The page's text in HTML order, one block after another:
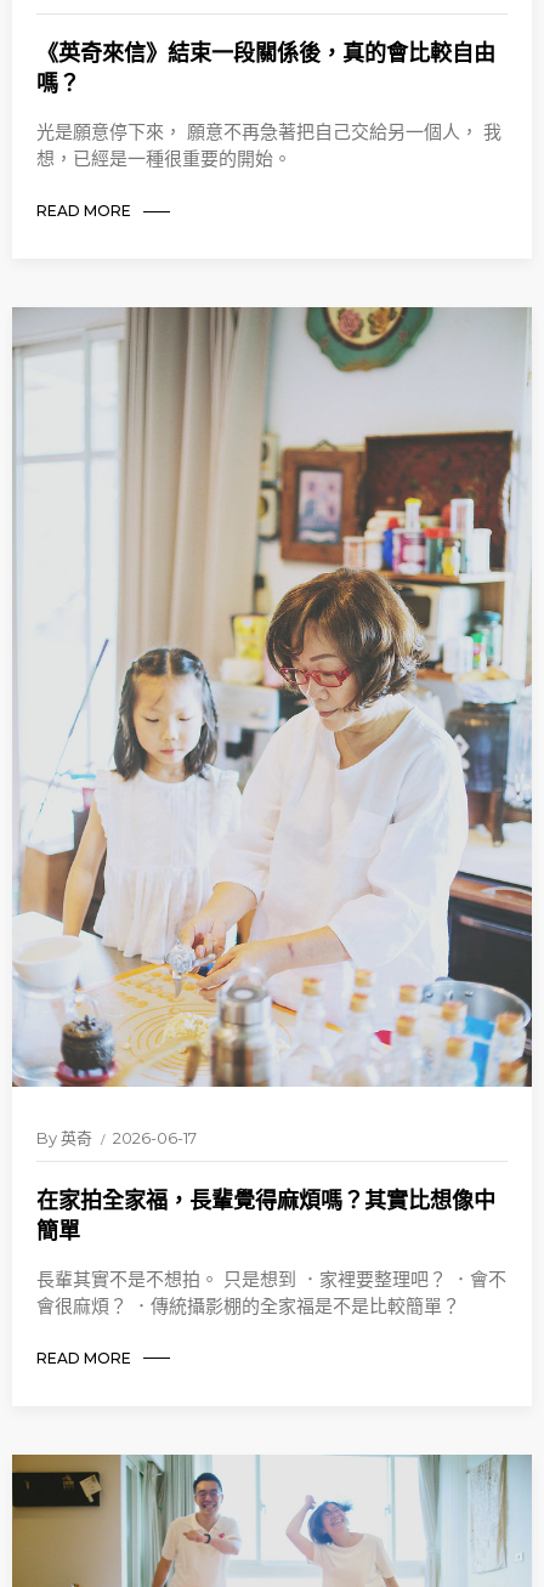
《英奇來信》結束一段關係後，真的會比較自由
嗎？
光是願意停下來， 願意不再急著把自己交給另一個人， 我
想，已經是一種很重要的開始。
READ MORE
By英奇 2026-06-17
在家拍全家福，長輩覺得麻煩嗎？其實比想像中
簡單
長輩其實不是不想拍。 只是想到 ．家裡要整理吧？ ．會不
會很麻煩？ ．傳統攝影棚的全家福是不是比較簡單？
READ MORE